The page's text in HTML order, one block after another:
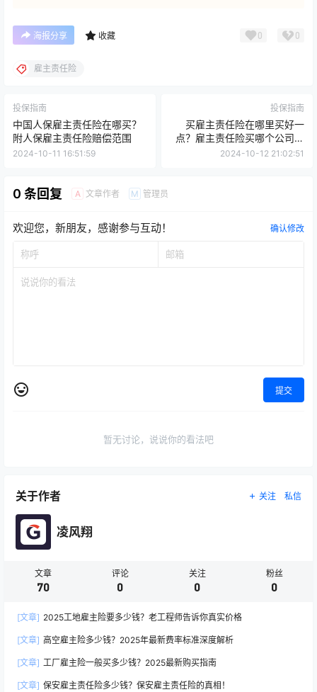
海报分享 收藏 0 0
雇主责任险
投保指南
中国人保雇主责任险在哪买？
附人保雇主责任险赔偿范围
2024-10-11 16:51:59
投保指南
买雇主责任险在哪里买好一
点？雇主责任险买哪个公司的
好？
2024-10-12 21:02:51
0 条回复 A 文章作者 M 管理员
欢迎您，新朋友，感谢参与互动！ 确认修改
提交
暂无讨论，说说你的看法吧
关于作者 关注 私信
凌风翔
文章
70
评论
0
关注
0
粉丝
0
[文章] 2025工地雇主险要多少钱？老工程师告诉你真实价格
[文章] 高空雇主险多少钱？2025年最新费率标准深度解析
[文章] 工厂雇主险一般买多少钱？2025最新购买指南
[文章] 保安雇主责任险多少钱？保安雇主责任险的真相！